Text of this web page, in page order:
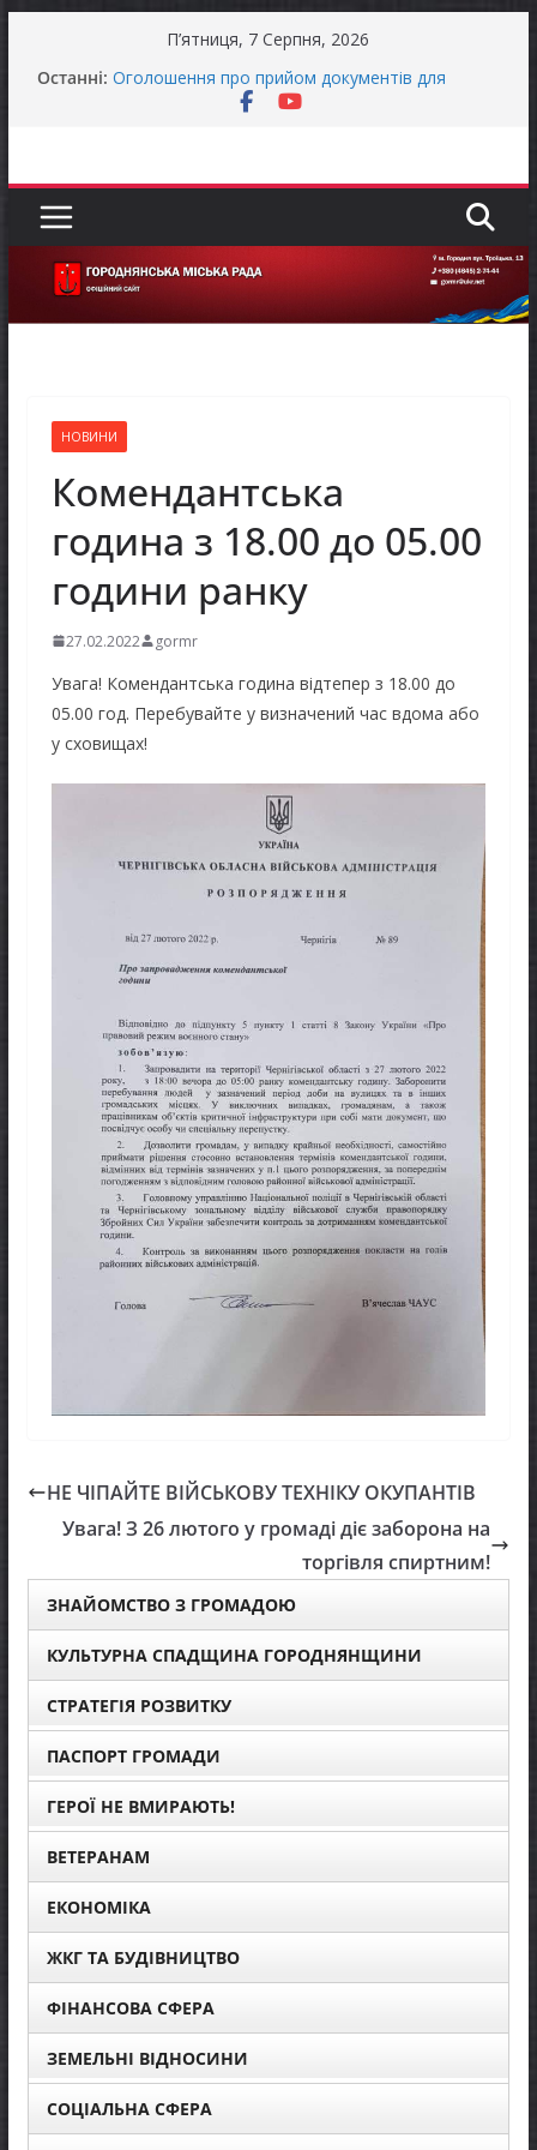
П’ятниця, 7 Серпня, 2026
Останні: Оголошення про прийом документів для
присудження Премії Кабінету Міністрів України
Продовжується реалізація програми «Діалог
Батьки майбутніх першокласників уже можуть
оформити «Пакунок школяра»
Останніми днями погода випробовує жителів
громади справжньою літньою спекою
НОВИНИ
Комендантська
година з 18.00 до 05.00
години ранку
27.02.2022 gormr
Увага! Комендантська година відтепер з 18.00 до
05.00 год. Перебувайте у визначений час вдома або
у сховищах!
НЕ ЧІПАЙТЕ ВІЙСЬКОВУ ТЕХНІКУ ОКУПАНТІВ
Увага! З 26 лютого у громаді діє заборона на
торгівля спиртним!
ЗНАЙОМСТВО З ГРОМАДОЮ
КУЛЬТУРНА СПАДЩИНА ГОРОДНЯНЩИНИ
СТРАТЕГІЯ РОЗВИТКУ
ПАСПОРТ ГРОМАДИ
ГЕРОЇ НЕ ВМИРАЮТЬ!
ВЕТЕРАНАМ
ЕКОНОМІКА
ЖКГ ТА БУДІВНИЦТВО
ФІНАНСОВА СФЕРА
ЗЕМЕЛЬНІ ВІДНОСИНИ
СОЦІАЛЬНА СФЕРА